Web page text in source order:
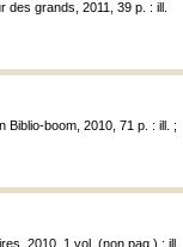
des grands, 2011, 39 p. : ill.
Biblio-boom, 2010, 71 p. : ill. ;
2010, 1 vol. (non pag.) : ill.